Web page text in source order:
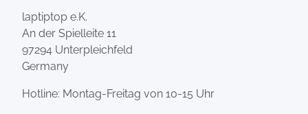
laptiptop e.K.
An der Spielleite 11
97294 Unterpleichfeld
Germany
Hotline: Montag-Freitag von 10-15 Uhr